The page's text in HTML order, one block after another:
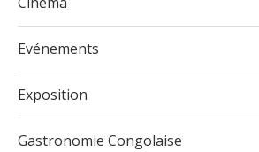
Evénements
Exposition
Gastronomie Congolaise